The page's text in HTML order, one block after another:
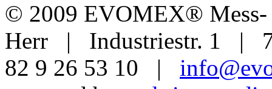
© 2009 EVOMEX®
Herr | Industriestr. 1 |
82 9 26 53 10 |